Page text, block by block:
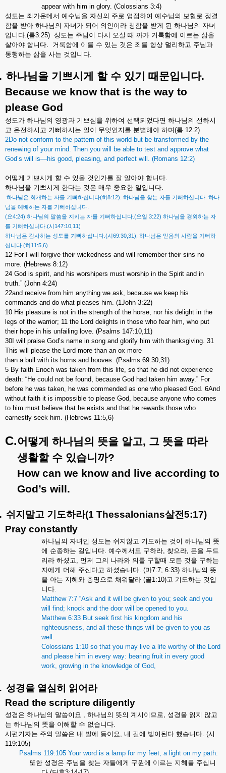
appear with him in glory. (Colossians 3:4)
성도는 죄가운데서 예수님을 자신의 주로 영접하여 예수님의 보혈로 정결
함을 받아 하나님의 자녀가 되어 의인이라 칭함을 받게 된 하나님의 자녀
입니다.(롬3:25) 성도는 주님이 다시 오실 때 까가 거룩함에 이르는 삶을
살아야 합니다. 거룩함에 이를 수 있는 것은 죄를 항상 멀리하고 주님과
동행하는 삶을 사는 것입니다.
하나님을 기쁘시게 할 수 있기 때문입니다.
Because we know that is the way to
please God
성도가 하나님의 영광과 기쁘심을 위하여 선택되었다면 하나님의 선하시
고 온전하시고 기뻐하시는 일이 무엇인지를 분별해야 하며(롬 12:2)
2Do not conform to the pattern of this world but be transformed by the
renewing of your mind. Then you will be able to test and approve what
God’s will is—his good, pleasing, and perfect will. (Romans 12:2)
어떻게 기쁘시게 할 수 있을 것인가를 잘 알아야 합니다.
하나님을 기쁘시게 한다는 것은 매우 중요한 일입니다.
하나님은 회개하는 자를 기뻐하십니다(히 8:12). 하나님을 찾는 자를 기뻐하십니다 하나
님을 예배하는 자를 기뻐하십니다
(요4:24) 하나님의 말씀을 지키는 자를 기뻐하십니다 .(요일 3:22) 하나님을 경외하는 자
를 기뻐하십니다 .(시 147:10,11)
하나님은 감사하는 성도를 기뻐하십니다 .(시 69:30,31), 하나님은 믿음의 사람을 기뻐하
십니다 .(히 11:5,6)
12 For I will forgive their wickedness and will remember their sins no
more. (Hebrews 8:12)
24 God is spirit, and his worshipers must worship in the Spirit and in
truth.” (John 4:24)
22and receive from him anything we ask, because we keep his
commands and do what pleases him. (1John 3:22)
10 His pleasure is not in the strength of the horse, nor his delight in the
legs of the warrior; 11 the Lord delights in those who fear him, who put
their hope in his unfailing love. (Psalms 147:10,11)
30I will praise God’s name in song and glorify him with thanksgiving. 31
This will please the Lord more than an ox more
than a bull with its horns and hooves. (Psalms 69:30,31)
5 By faith Enoch was taken from this life, so that he did not experience
death: “He could not be found, because God had taken him away.” For
before he was taken, he was commended as one who pleased God. 6And
without faith it is impossible to please God, because anyone who comes
to him must believe that he exists and that he rewards those who
earnestly seek him. (Hebrews 11:5,6)
C.어떻게 하나님의 뜻을 알고, 그 뜻을 따라
생활할 수 있습니까?
How can we know and live according to
God’s will.
쉬지말고 기도하라(1 Thessalonians살전5:17)
Pray constantly
하나님의 자녀인 성도는 쉬지않고 기도하는 것이 하나님의 뜻
에 순종하는 길입니다. 예수께서도 구하라, 찾으라, 문을 두드
리라 하셨고, 먼저 그의 나라와 의를 구할때 모든 것을 구하는
자에게 더해 주신다고 하셨습니다. (마7:7; 6:33) 하나님의 뜻
을 아는 지혜와 총명으로 채워달라 (골1:10)고 기도하는 것입
니다.
Matthew 7:7 “Ask and it will be given to you; seek and you
will find; knock and the door will be opened to you.
Matthew 6:33 But seek first his kingdom and his
righteousness, and all these things will be given to you as
well.
Colossians 1:10 so that you may live a life worthy of the Lord
and please him in every way: bearing fruit in every good
work, growing in the knowledge of God,
성경을 열심히 읽어라
Read the scripture diligently
성경은 하나님의 말씀이요 , 하나님의 뜻의 계시이므로, 성경을 읽지 않고
는 하나님의 뜻을 이해할 수 없습니다.
시편기자는 주의 말씀은 내 발에 등이요, 내 길에 빛이된다 했습니다. (시
119:105)
Psalms 119:105 Your word is a lamp for my feet, a light on my path.
또한 성경은 주님을 찾는 자들에게 구원에 이르는 지혜를 주십니